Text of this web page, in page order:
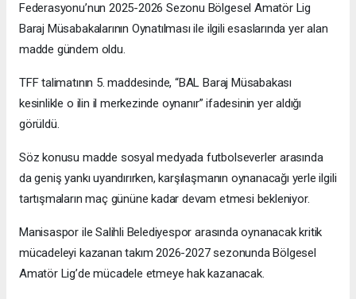
Federasyonu’nun 2025-2026 Sezonu Bölgesel Amatör Lig
Baraj Müsabakalarının Oynatılması ile ilgili esaslarında yer alan
madde gündem oldu.
TFF talimatının 5. maddesinde, “BAL Baraj Müsabakası
kesinlikle o ilin il merkezinde oynanır” ifadesinin yer aldığı
görüldü.
Söz konusu madde sosyal medyada futbolseverler arasında
da geniş yankı uyandırırken, karşılaşmanın oynanacağı yerle ilgili
tartışmaların maç gününe kadar devam etmesi bekleniyor.
Manisaspor ile Salihli Belediyespor arasında oynanacak kritik
mücadeleyi kazanan takım 2026-2027 sezonunda Bölgesel
Amatör Lig’de mücadele etmeye hak kazanacak.